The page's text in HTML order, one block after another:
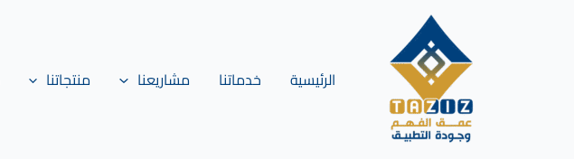
الرئيسية خدماتنا مشاريعنا منتجاتنا